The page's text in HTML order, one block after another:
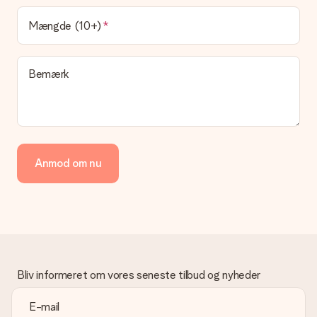
Hvilke leveringsmuligheder kan jeg vælge?
I øjeblikket er det ikke (endnu) muligt at vælge en
leveringsindstilling. Den gave, du vil bestille, sendes enten som
en pakke eller som postkasse levering. Vil du gerne vide
hvilken måde din ordre sendes på? Kontakt venligst vores
Vi tilbyder følgende betalingsmetoder: Dankort, Paypal,
kreditkort, faktura via Klarna eller bankoverførsel. I tilfælde af
manuel betaling overførsel, skal du tage højde for en ekstra 3
venligst vores kundeservice, de hjælper gerne med at finde en
passende løsning.
Er fakturaen sendt sammen med ordren?
Mængde (10+)
Bemærk
Anmod om nu
Bliv informeret om vores seneste tilbud og nyheder